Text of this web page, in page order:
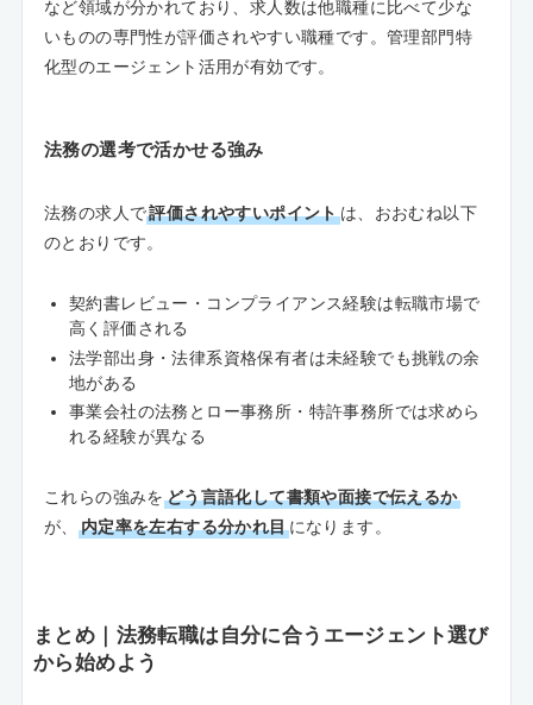
など領域が分かれており、求人数は他職種に比べて少な
いものの専門性が評価されやすい職種です。管理部門特
化型のエージェント活用が有効です。
法務の選考で活かせる強み
法務の求人で評価されやすいポイントは、おおむね以下
のとおりです。
契約書レビュー・コンプライアンス経験は転職市場で
高く評価される
法学部出身・法律系資格保有者は未経験でも挑戦の余
地がある
事業会社の法務とロー事務所・特許事務所では求めら
れる経験が異なる
これらの強みを どう言語化して書類や面接で伝えるか
が、
内定率を左右する分かれ目になります。
まとめ｜法務転職は自分に合うエージェント選び
から始めよう